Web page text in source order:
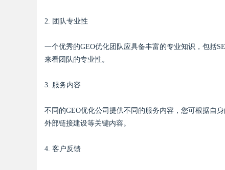
2. 团队专业性
一个优秀的GEO优化团队应具备丰富的专业知识，包括
来看团队的专业性。
3. 服务内容
不同的GEO优化公司提供不同的服务内容，您可根据自
外部链接建设等关键内容。
4. 客户反馈